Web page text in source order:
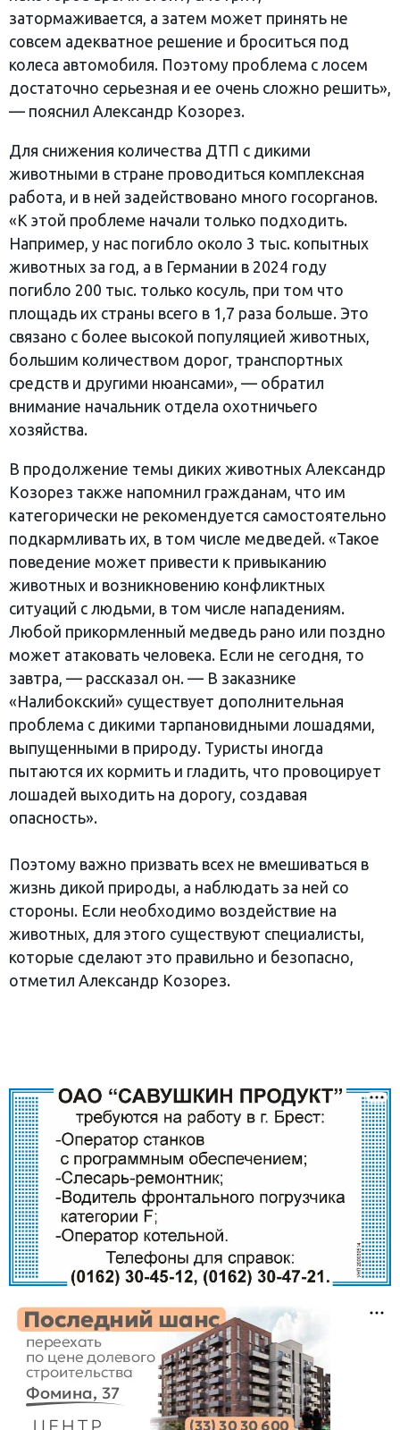
затормаживается, а затем может принять не
совсем адекватное решение и броситься под
колеса автомобиля. Поэтому проблема с лосем
достаточно серьезная и ее очень сложно решить»,
— пояснил Александр Козорез.
Для снижения количества ДТП с дикими
животными в стране проводиться комплексная
работа, и в ней задействовано много госорганов.
«К этой проблеме начали только подходить.
Например, у нас погибло около 3 тыс. копытных
животных за год, а в Германии в 2024 году
погибло 200 тыс. только косуль, при том что
площадь их страны всего в 1,7 раза больше. Это
связано с более высокой популяцией животных,
большим количеством дорог, транспортных
средств и другими нюансами», — обратил
внимание начальник отдела охотничьего
хозяйства.
В продолжение темы диких животных Александр
Козорез также напомнил гражданам, что им
категорически не рекомендуется самостоятельно
подкармливать их, в том числе медведей. «Такое
поведение может привести к привыканию
животных и возникновению конфликтных
ситуаций с людьми, в том числе нападениям.
Любой прикормленный медведь рано или поздно
может атаковать человека. Если не сегодня, то
завтра, — рассказал он. — В заказнике
«Налибокский» существует дополнительная
проблема с дикими тарпановидными лошадями,
выпущенными в природу. Туристы иногда
пытаются их кормить и гладить, что провоцирует
лошадей выходить на дорогу, создавая
опасность».
Поэтому важно призвать всех не вмешиваться в
жизнь дикой природы, а наблюдать за ней со
стороны. Если необходимо воздействие на
животных, для этого существуют специалисты,
которые сделают это правильно и безопасно,
отметил Александр Козорез.